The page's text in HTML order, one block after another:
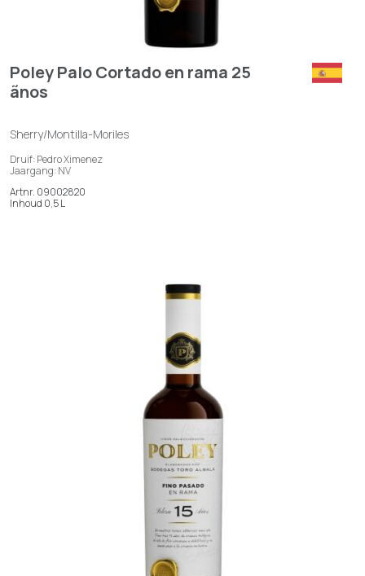
Poley Palo Cortado en rama 25
ãnos
Sherry/Montilla-Moriles
Druif: Pedro Ximenez
Jaargang: NV
Artnr. 09002820
Inhoud 0,5 L